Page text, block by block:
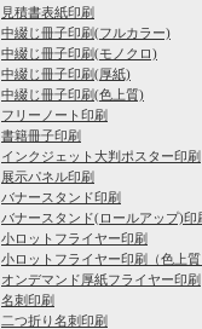
見積書表紙印刷
中綴じ冊子印刷(フルカラー)
中綴じ冊子印刷(モノクロ)
中綴じ冊子印刷(厚紙)
中綴じ冊子印刷(色上質)
フリーノート印刷
書籍冊子印刷
インクジェット大判ポスター印刷
展示パネル印刷
バナースタンド印刷
バナースタンド(ロールアップ)印
小ロットフライヤー印刷
小ロットフライヤー印刷（色上
オンデマンド厚紙フライヤー印刷
名刺印刷
二つ折り名刺印刷